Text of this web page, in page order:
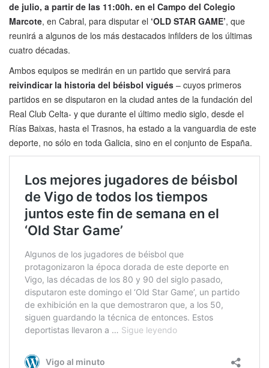
de julio, a partir de las 11:00h. en el Campo del Colegio
Marcote, en Cabral, para disputar el ‘OLD STAR GAME’, que
reunirá a algunos de los más destacados infilders de los últimas
cuatro décadas.
Ambos equipos se medirán en un partido que servirá para
reivindicar la historia del béisbol vigués – cuyos primeros
partidos en se disputaron en la ciudad antes de la fundación del
Real Club Celta- y que durante el último medio siglo, desde el
Rías Baixas, hasta el Trasnos, ha estado a la vanguardia de este
deporte, no sólo en toda Galicia, sino en el conjunto de España.